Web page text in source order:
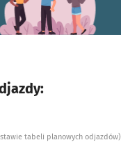
tabeli planowych odjazdów)